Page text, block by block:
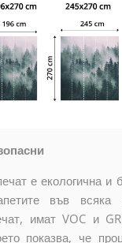
е екологична и
във всяка
имат VOC и
показва, че